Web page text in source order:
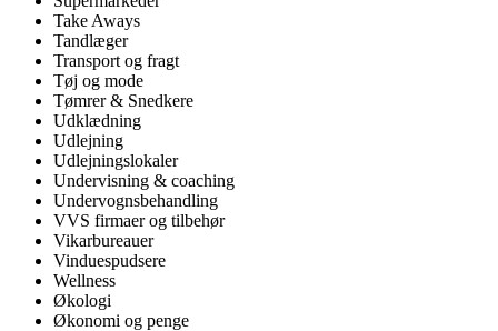
Take Aways
Tandlæger
Transport og fragt
Tøj og mode
Tømrer & Snedkere
Udklædning
Udlejning
Udlejningslokaler
Undervisning & coaching
Undervognsbehandling
VVS firmaer og tilbehør
Vikarbureauer
Vinduespudsere
Wellness
Økologi
Økonomi og penge